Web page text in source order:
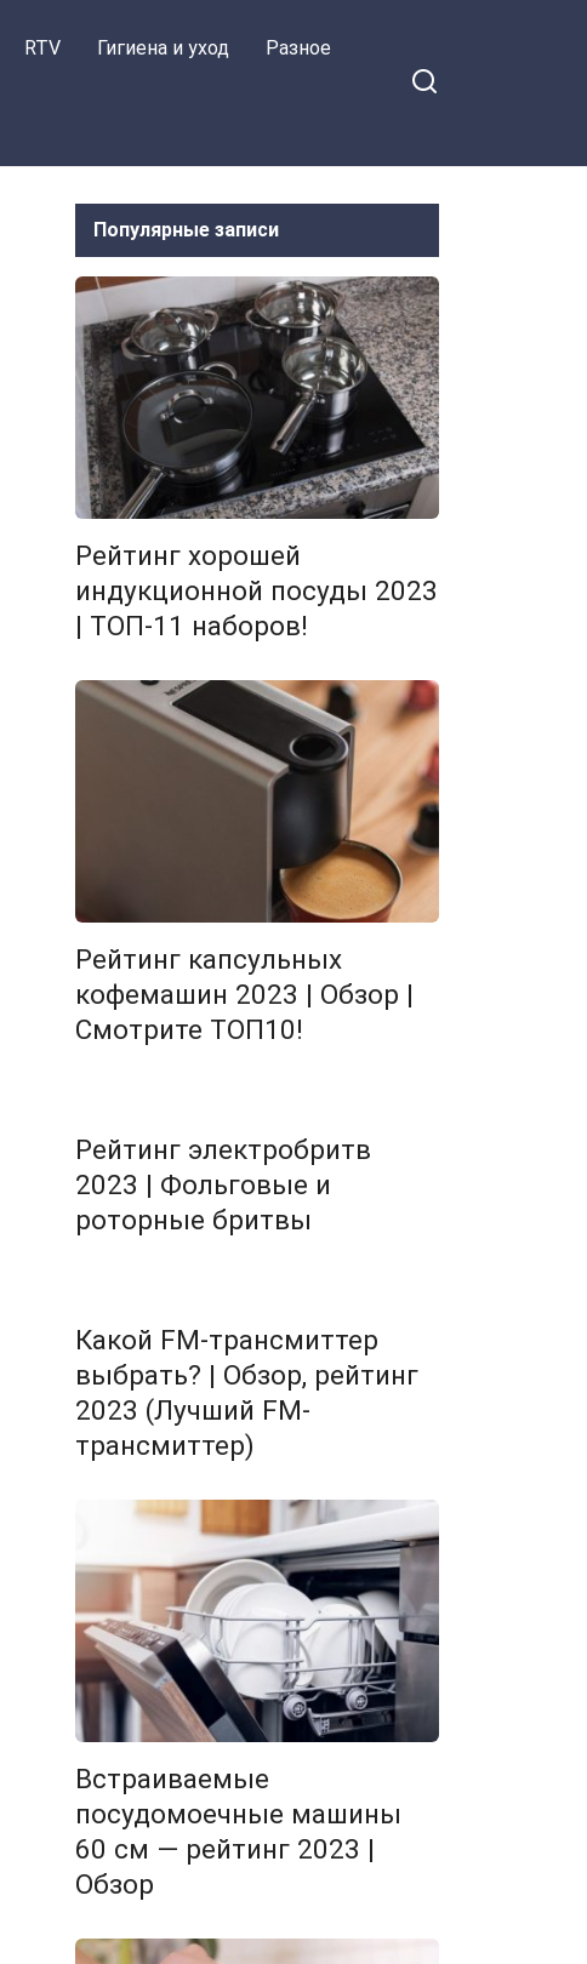
RTV Гигиена и уход Разное
Популярные записи
Рейтинг хорошей
индукционной посуды 2023
| ТОП-11 наборов!
Рейтинг капсульных
кофемашин 2023 | Обзор |
Смотрите ТОП10!
Рейтинг электробритв
2023 | Фольговые и
роторные бритвы
Какой FM-трансмиттер
выбрать? | Обзор, рейтинг
2023 (Лучший FM-
трансмиттер)
Встраиваемые
посудомоечные машины
60 см — рейтинг 2023 |
Обзор